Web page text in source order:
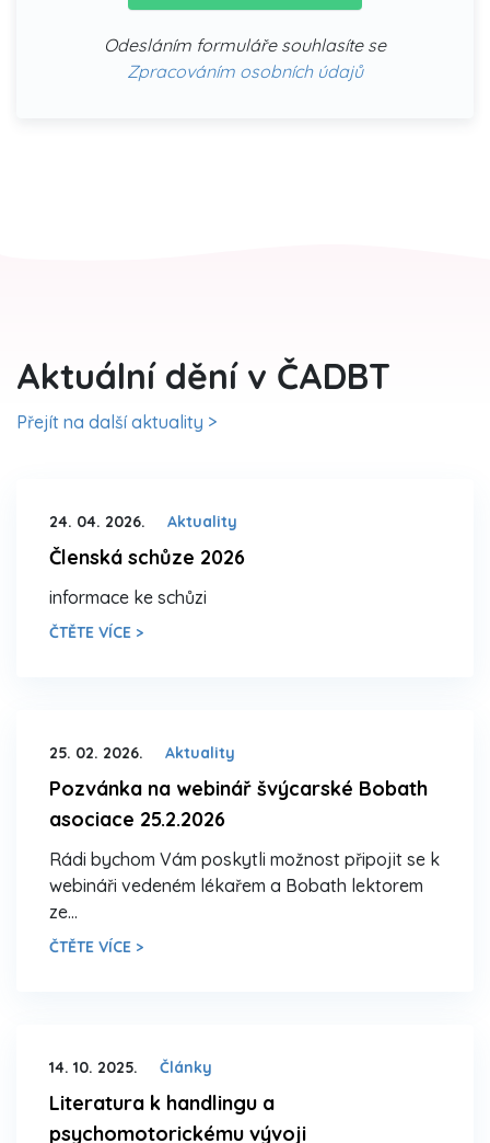
Odesláním formuláře souhlasíte se
Zpracováním osobních údajů
Aktuální dění v ČADBT
Přejít na další aktuality >
24. 04. 2026. Aktuality
Členská schůze 2026
informace ke schůzi
ČTĚTE VÍCE >
25. 02. 2026. Aktuality
Pozvánka na webinář švýcarské Bobath
asociace 25.2.2026
Rádi bychom Vám poskytli možnost připojit se k
webináři vedeném lékařem a Bobath lektorem
ze…
ČTĚTE VÍCE >
14. 10. 2025. Články
Literatura k handlingu a
psychomotorickému vývoji